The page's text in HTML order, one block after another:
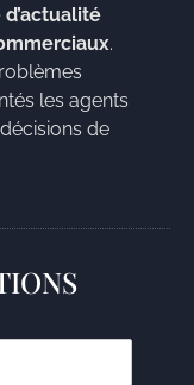
.
les agents
de